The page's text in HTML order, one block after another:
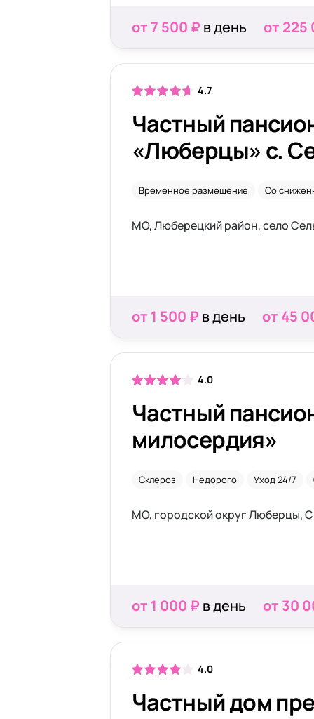
от 7 500 ₽ в день от 225
4.7
Частный
«Люберцы» с.
Временное размещение Со
МО, Люберецкий район, село
от 1 500 ₽ в день от 45
4.0
Частный
милосердия»
Склероз Недорого Уход 24/7
МО, городской округ Люберцы,
от 1 000 ₽ в день от 30
4.0
Частный дом